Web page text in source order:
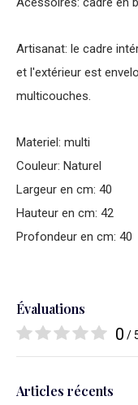
Artisanat: le cadre
et l'extérieur est
multicouches.
Materiel: multi
Couleur: Naturel
Largeur en cm: 40
Hauteur en cm: 42
Profondeur en cm: 40
Évaluations
0 /
Articles récents